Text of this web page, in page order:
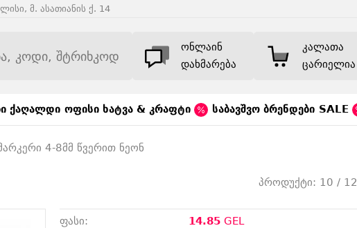
მ. ასათიანის ქ. 14
ონლაინ
დახმარება
კალათა
ცარიელია
ქაღალდი ოფისი ხატვა & კრაფტი საბავშვო ბრენდები SALE
4-8მმ წვერით ნეონ
პროდუქტი: 10 / 12
ფასი: 14.85GEL